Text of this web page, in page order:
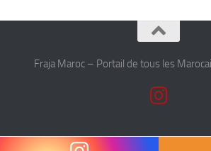
Fraja Maroc – Portail de tous les